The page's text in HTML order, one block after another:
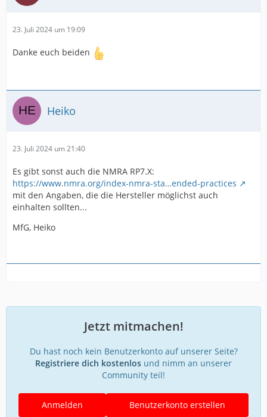
23. Juli 2024 um 19:09
Danke euch beiden
Heiko
23. Juli 2024 um 21:40
Es gibt sonst auch die NMRA RP7.X:
https://www.nmra.org/index-nmra-sta…ended-practices
mit den Angaben, die die Hersteller möglichst auch
einhalten sollten...
MfG, Heiko
Jetzt mitmachen!
Du hast noch kein Benutzerkonto auf unserer Seite?
Registriere dich kostenlos und nimm an unserer
Community teil!
Benutzerkonto erstellen
Anmelden